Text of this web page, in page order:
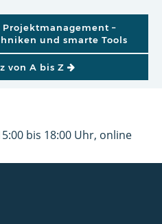
bis 18:00 Uhr, online
–
und smarte Tools
von A bis Z